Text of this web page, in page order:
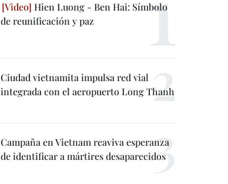
Hien Luong - Ben Hai: Símbolo
de reunificación y paz
Ciudad vietnamita impulsa red vial
integrada con el aeropuerto Long Thanh
Campaña en Vietnam reaviva esperanza
de identificar a mártires desaparecidos